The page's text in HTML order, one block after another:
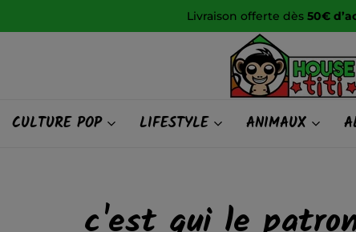
Livraison offerte dès 50€
CULTURE POP LIFESTYLE ANIMAUX